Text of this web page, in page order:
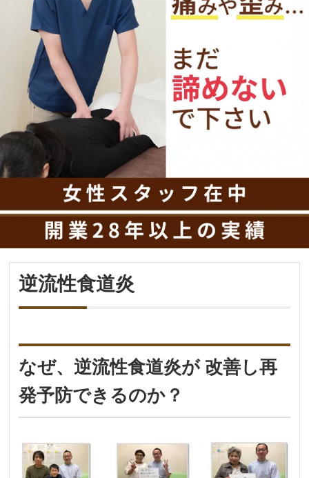
逆流性食道炎
なぜ、逆流性食道炎が 改善し再
発予防できるのか？